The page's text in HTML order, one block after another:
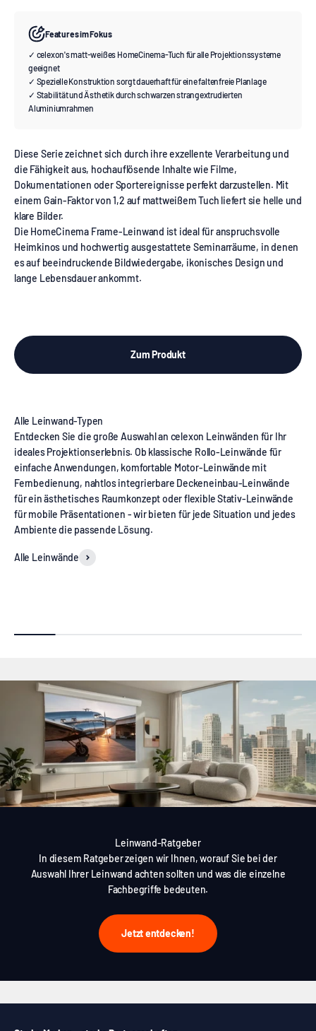
Features im Fokus
✓ celexon's matt-weißes HomeCinema-Tuch für alle Projektionssysteme
geeignet
✓ Spezielle Konstruktion sorgt dauerhaft für eine faltenfreie Planlage
✓ Stabilität und Ästhetik durch schwarzen strangextrudierten
Aluminiumrahmen
Diese Serie zeichnet sich durch ihre exzellente Verarbeitung und
die Fähigkeit aus, hochauflösende Inhalte wie Filme,
Dokumentationen oder Sportereignisse perfekt darzustellen. Mit
einem Gain-Faktor von 1,2 auf mattweißem Tuch liefert sie helle und
klare Bilder.
Die HomeCinema Frame-Leinwand ist ideal für anspruchsvolle
Heimkinos und hochwertig ausgestattete Seminarräume, in denen
es auf beeindruckende Bildwiedergabe, ikonisches Design und
lange Lebensdauer ankommt.
Zum Produkt
Entdecken Sie die große Auswahl an celexon Leinwänden für Ihr
ideales Projektionserlebnis. Ob klassische Rollo-Leinwände für
einfache Anwendungen, komfortable Motor-Leinwände mit
Fernbedienung, nahtlos integrierbare Deckeneinbau-Leinwände
für ein ästhetisches Raumkonzept oder flexible Stativ-Leinwände
für mobile Präsentationen - wir bieten für jede Situation und jedes
Ambiente die passende Lösung.
Alle Leinwände
Leinwand-Ratgeber
In diesem Ratgeber zeigen wir Ihnen, worauf Sie bei der
Auswahl Ihrer Leinwand achten sollten und was die einzelne
Fachbegriffe bedeuten.
Jetzt entdecken!